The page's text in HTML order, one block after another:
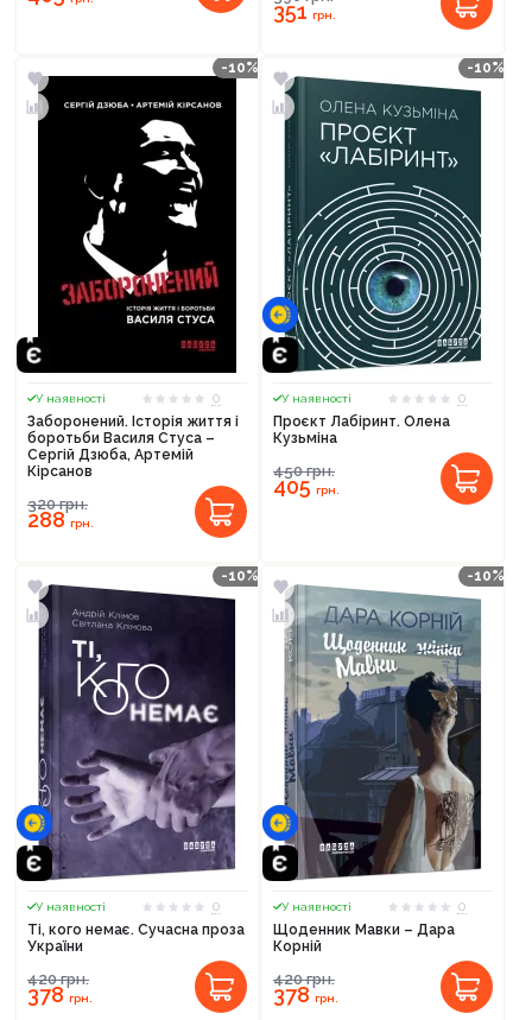
351грн.
-10%
У наявності
0
Заборонений. Історія життя і
боротьби Василя Стуса –
Сергій Дзюба, Артемій
Кірсанов
320грн.
288грн.
-10%
У наявності
0
Проєкт Лабіринт. Олена
Кузьміна
450грн.
405грн.
-10%
У наявності
0
Ті, кого немає. Сучасна проза
України
420грн.
378грн.
-10%
У наявності
0
Щоденник Мавки – Дара
Корній
420грн.
378грн.